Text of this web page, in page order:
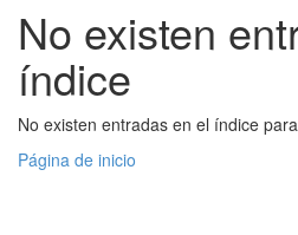
No existen
índice
No existen entradas en el índice
Página de inicio